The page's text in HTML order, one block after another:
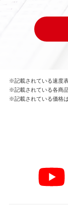
※記載されている速度
※記載されている各商
※記載されている価格は